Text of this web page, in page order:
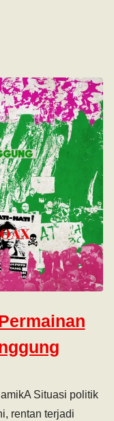
Situasi politik
rentan terjadi